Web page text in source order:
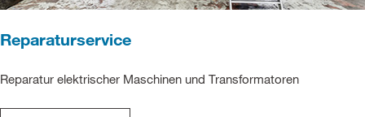
Reparaturservice
Reparatur elektrischer Maschinen und Transformatoren